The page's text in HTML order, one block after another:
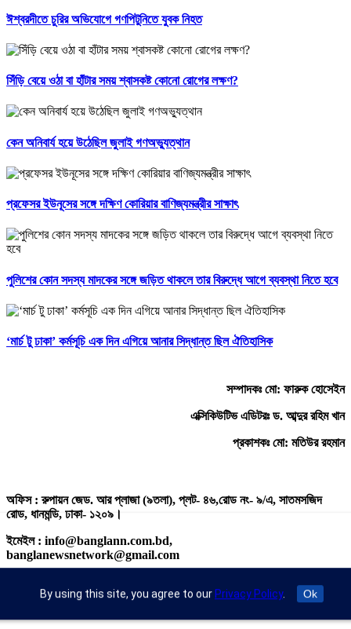
ঈশ্বরদীতে চুরির অভিযোগে গণপিটুনিতে যুবক নিহত
সিঁড়ি বেয়ে ওঠা বা হাঁটার সময় শ্বাসকষ্ট কোনো রোগের লক্ষণ?
কেন অনিবার্য হয়ে উঠেছিল জুলাই গণঅভ্যুত্থান
প্রফেসর ইউনূসের সঙ্গে দক্ষিণ কোরিয়ার বাণিজ্যমন্ত্রীর সাক্ষাৎ
পুলিশের কোন সদস্য মাদকের সঙ্গে জড়িত থাকলে তার বিরুদ্ধে আগে ব্যবস্থা নিতে হবে
‘মার্চ টু ঢাকা’ কর্মসূচি এক দিন এগিয়ে আনার সিদ্ধান্ত ছিল ঐতিহাসিক
সম্পাদকঃ মো: ফারুক হোসেইন
এক্সিকিউটিভ এডিটরঃ ড. আব্দুর রহিম খান
প্রকাশকঃ মো: মতিউর রহমান
অফিস : রুপায়ন জেড. আর প্লাজা (৯তলা), প্লট- ৪৬,রোড নং- ৯/এ, সাতমসজিদ
রোড, ধানমন্ডি, ঢাকা- ১২০৯।
ইমেইল : info@banglann.com.bd,
banglanewsnetwork@gmail.com
By using this site, you agree to our Privacy Policy. Ok